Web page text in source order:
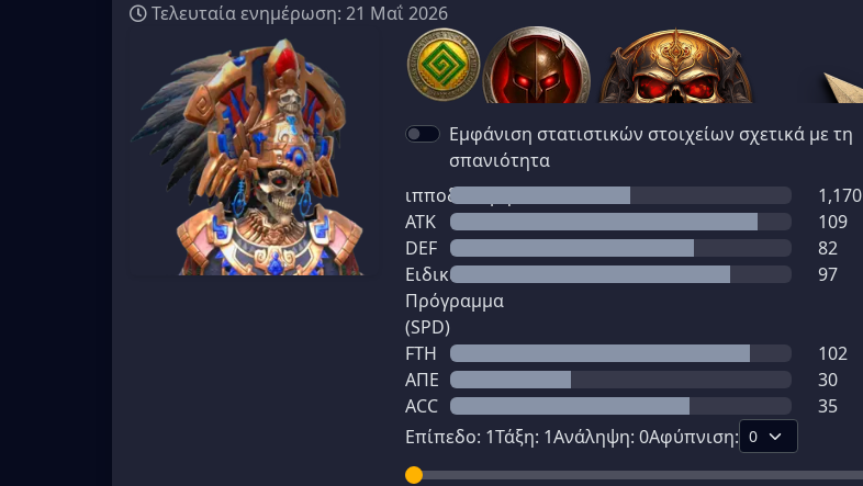
Τελευταία ενημέρωση: 21 Μαΐ 2026
Εμφάνιση στατιστικών στοιχείων σχετικά με τη
σπανιότητα
ιπποδύναμη
1,170
ATK
109
DEF
82
Ειδικό
Πρόγραμμα
(SPD)
97
FTH
102
ΑΠΕ
30
ACC
35
Επίπεδο: 1Τάξη: 1Ανάληψη: 0Αφύπνιση: